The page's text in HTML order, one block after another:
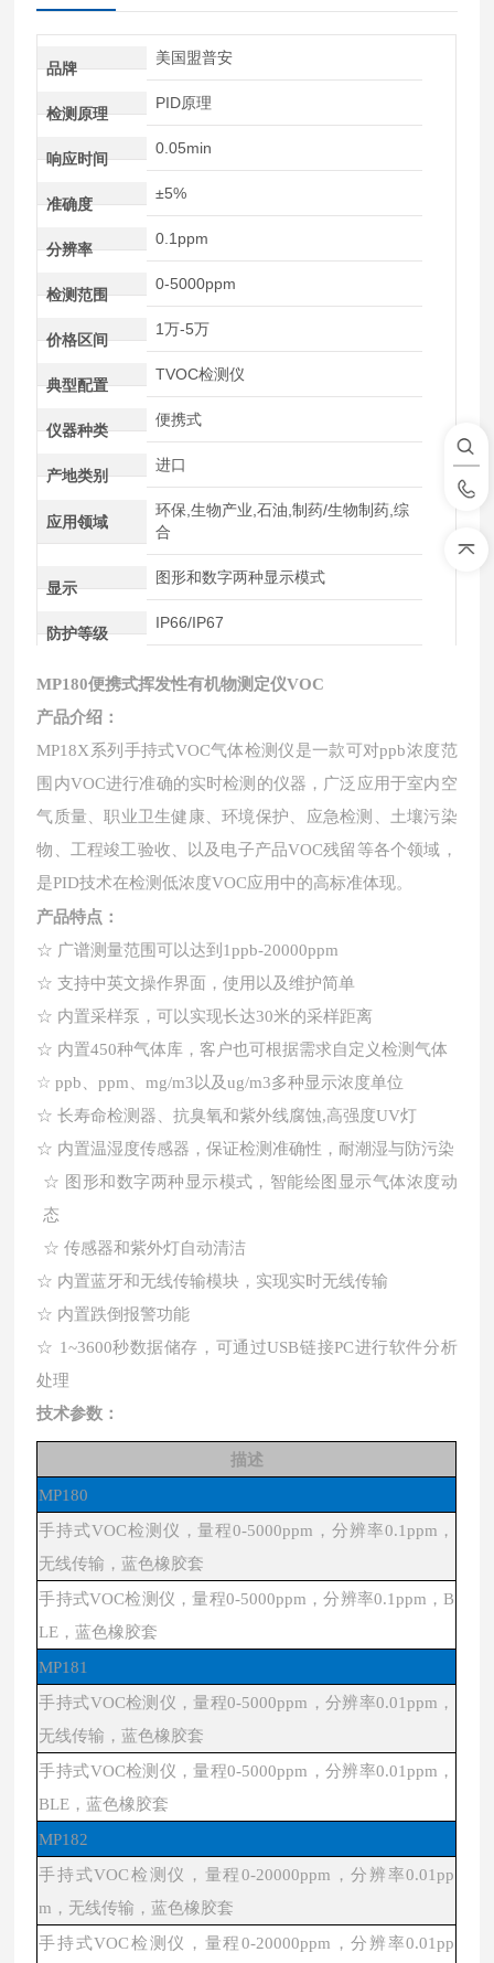
品牌
美国盟普安
检测原理
PID原理
响应时间
0.05min
准确度
±5%
分辨率
0.1ppm
检测范围
0-5000ppm
价格区间
1万-5万
典型配置
TVOC检测仪
仪器种类
便携式
产地类别
进口
应用领域
环保,生物产业,石油,制药/生物制药,综
合
显示
图形和数字两种显示模式
防护等级
IP66/IP67
MP180便携式挥发性有机物测定仪VOC
产品介绍：
MP18X系列手持式VOC气体检测仪是一款可对ppb浓度范
围内VOC进行准确的实时检测的仪器，广泛应用于室内空
气质量、职业卫生健康、环境保护、应急检测、土壤污染
物、工程竣工验收、以及电子产品VOC残留等各个领域，
是PID技术在检测低浓度VOC应用中的高标准体现。
产品特点：
☆ 广谱测量范围可以达到 1ppb-20000ppm
☆ 支持中英文操作界面 ，使用以及维护简单
☆ 内置采样泵，可以实现长达30米的采样距离
☆ 内置450种气体库，客户也可根据需求自定义检测气体
☆ ppb、ppm、mg/m3以及ug/m3多种显示浓度单位
☆ 长寿命检测器、抗臭氧和紫外线腐蚀,高强度UV灯
☆ 内置温湿度传感器，保证检测准确性 ， 耐潮湿与防污染
☆ 图形和数字两种显示模式，智能绘图显示气体浓度动
态
☆ 传感器和紫外灯自动清洁
☆ 内置蓝牙和无线传输模块，实现实时无线传输
☆ 内置跌倒报警功能
☆ 1~3600秒数据储存，可通过USB链接PC进行软件分析
处理
技术参数：
描述
MP180
手持式VOC检测仪，量程0-5000ppm，分辨率0.1ppm，
无线传输，蓝色橡胶套
手持式VOC检测仪，量程0-5000ppm，分辨率0.1ppm，B
LE，蓝色橡胶套
MP181
手持式VOC检测仪，量程0-5000ppm，分辨率0.01ppm，
无线传输，蓝色橡胶套
手持式VOC检测仪，量程0-5000ppm，分辨率0.01ppm，
BLE，蓝色橡胶套
MP182
手持式VOC检测仪，量程0-20000ppm，分辨率0.01pp
m，无线传输，蓝色橡胶套
手持式VOC检测仪，量程0-20000ppm，分辨率0.01pp